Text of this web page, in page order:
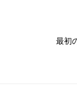
最初